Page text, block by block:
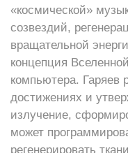
«космической»
созвездий,
вращательной
концепция
компьютера. Гаряев
достижениях и
излучение,
может
регенерировать